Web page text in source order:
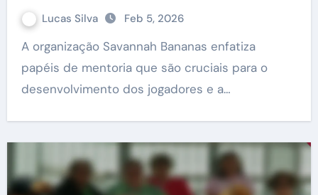
Lucas Silva Feb 5, 2026
A organização Savannah Bananas enfatiza
papéis de mentoria que são cruciais para o
desenvolvimento dos jogadores e a…